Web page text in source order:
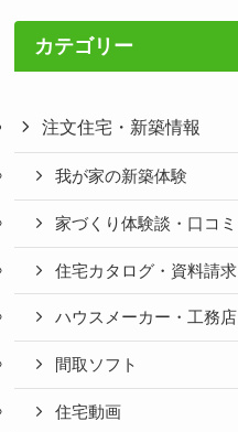
カテゴリー
注文住宅・新築情報
我が家の新築体験
家づくり体験談・口コミ
住宅カタログ・資料請求
ハウスメーカー・工務店
間取ソフト
住宅動画